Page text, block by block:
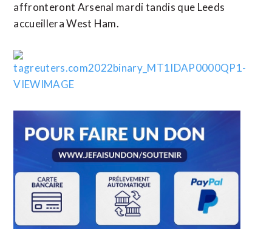
affronteront Arsenal mardi tandis que Leeds
accueillera West Ham.